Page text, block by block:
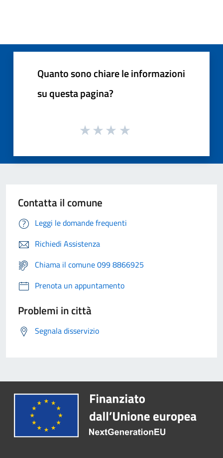
Quanto sono chiare le informazioni
su questa pagina?
Contatta il comune
Leggi le domande frequenti
Richiedi Assistenza
Chiama il comune 099 8866925
Prenota un appuntamento
Problemi in città
Segnala disservizio